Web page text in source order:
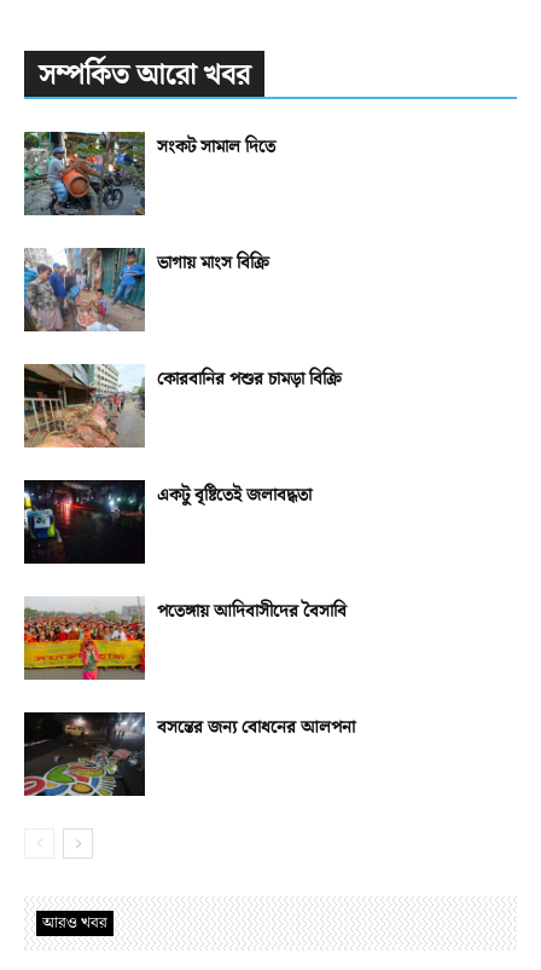
সম্পর্কিত আরো খবর
সংকট সামাল দিতে
ভাগায় মাংস বিক্রি
কোরবানির পশুর চামড়া বিক্রি
একটু বৃষ্টিতেই জলাবদ্ধতা
পতেঙ্গায় আদিবাসীদের বৈসাবি
বসন্তের জন্য বোধনের আলপনা
আরও খবর